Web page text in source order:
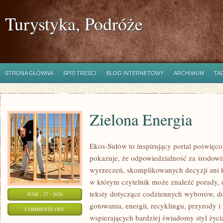
Turystyka, Podróże
STRONA GŁÓWNA SPIS TREŚCI BLOG INTERNETOWY ARCHIWUM
JUNE - 27 - 2026
COMMENTS OFFON
Zielona Energia
Ekos-Sułów to inspirujący portal
pokazuje, że odpowiedzialność za
wyrzeczeń, skomplikowanych decyzji ani
w którym czytelnik może znaleźć porady,
teksty dotyczące codziennych wyborów,
gotowania, energii, recyklingu, przyrody i
wspierających bardziej świadomy styl